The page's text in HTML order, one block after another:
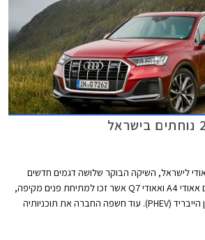
לישראל, השיקה הבוקר שלושה דגמים חדשים
לקראת שנת 2020, ביניהם אאודי A4 ואאודי Q7 אשר זכו למתיחת פנים מקיפה,
ואאודי A7 בגרסת פלאג-אין הייבריד (PHEV). עוד חשפה החברה את תוכניותיה